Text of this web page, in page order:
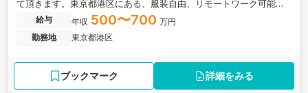
て頂きます。東京都港区にある、服装自由、リモートワーク可能な
ど、柔軟な働き方ができる会社の求人です。
給与 年収 500〜700 万円
勤務地
東京都港区
ブックマーク 詳細をみる